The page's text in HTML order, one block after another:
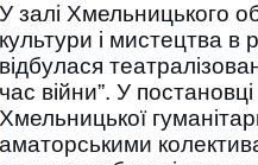
У залі Хмельницького
культури і мистецтва в
відбулася
час війни”. У
Хмельницької
аматорськими